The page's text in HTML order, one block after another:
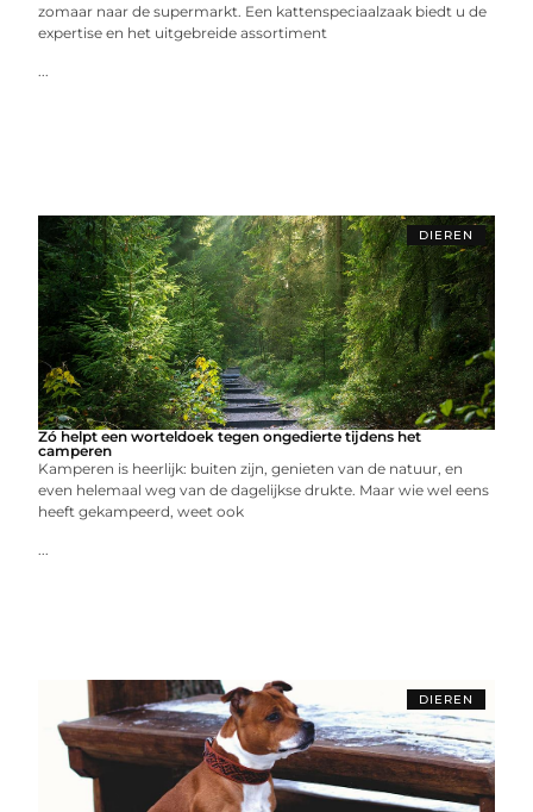
zomaar naar de supermarkt. Een kattenspeciaalzaak biedt u de
expertise en het uitgebreide assortiment
...
DIEREN
Zó helpt een worteldoek tegen ongedierte tijdens het
camperen
Kamperen is heerlijk: buiten zijn, genieten van de natuur, en
even helemaal weg van de dagelijkse drukte. Maar wie wel eens
heeft gekampeerd, weet ook
...
DIEREN